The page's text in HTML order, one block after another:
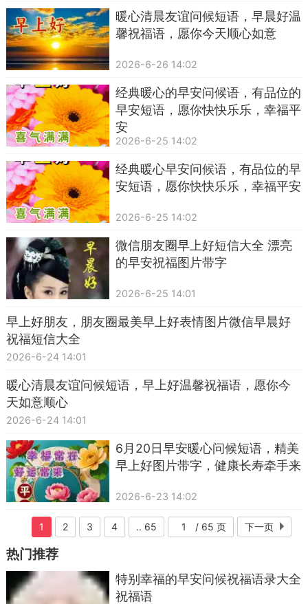
暖心清晨友谊问候短语，早晨好温
馨祝福语，愿你今天顺心如意
2026-6-26 14:02
经典暖心的早安问候语，有品位的
早安短语，愿你快快乐乐，幸福平
安
2026-6-25 14:02
经典暖心早安问候语，有品位的早
安短语，愿你快快乐乐，幸福平安
2026-6-25 14:02
微信朋友圈早上好短信大全 漂亮
的早安祝福图片带字
2026-6-25 14:01
早上好朋友，朋友圈最美早上好表情图片微信早晨好
祝福短信大全
2026-6-24 14:01
暖心清晨友谊问候短语，早上好温馨祝福语，愿你今
天如意顺心
2026-6-24 14:01
6月20日早安暖心问候短语，精美
早上好图片带字，健康长寿牵手来
2026-6-23 14:02
1 2 3 4 .. 65 / 65 页 下一页
热门推荐
特别幸福的早安问候祝福语录大全
祝福语